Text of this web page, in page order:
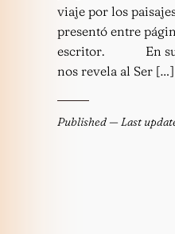
viaje por los
presentó entre
escritor. En su
nos revela al Ser […]
Published— Last